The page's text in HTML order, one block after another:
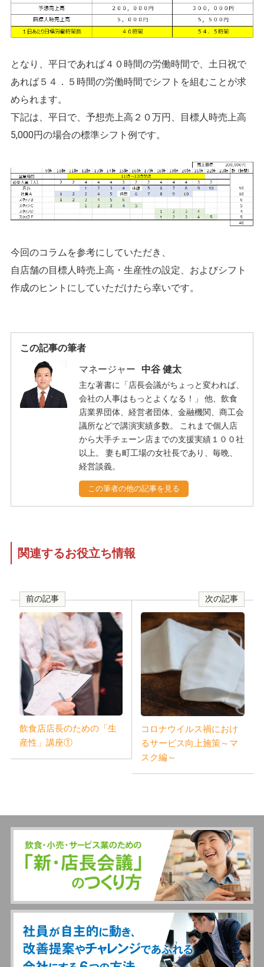
となり、平日であれば４０時間の労働時間で、土日祝で
あれば５４．５時間の労働時間でシフトを組むことが求
められます。
下記は、平日で、予想売上高２０万円、目標人時売上高
5,000円の場合の標準シフト例です。
今回のコラムを参考にしていただき、
自店舗の目標人時売上高・生産性の設定、およびシフト
作成のヒントにしていただけたら幸いです。
この記事の筆者
マネージャー
中谷 健太
主な著書に「店長会議がちょっと変われば、
会社の人事はもっとよくなる！」 他、飲食
店業界団体、経営者団体、金融機関、商工会
議所などで講演実績多数。 これまで個人店
から大手チェーン店までの支援実績１００社
以上。 妻も町工場の女社長であり、毎晩、
経営談義。
この筆者の他の記事を見る
関連するお役立ち情報
前の記事
飲食店店長のための「生
産性」講座①
次の記事
コロナウイルス禍におけ
るサービス向上施策～マ
スク編～